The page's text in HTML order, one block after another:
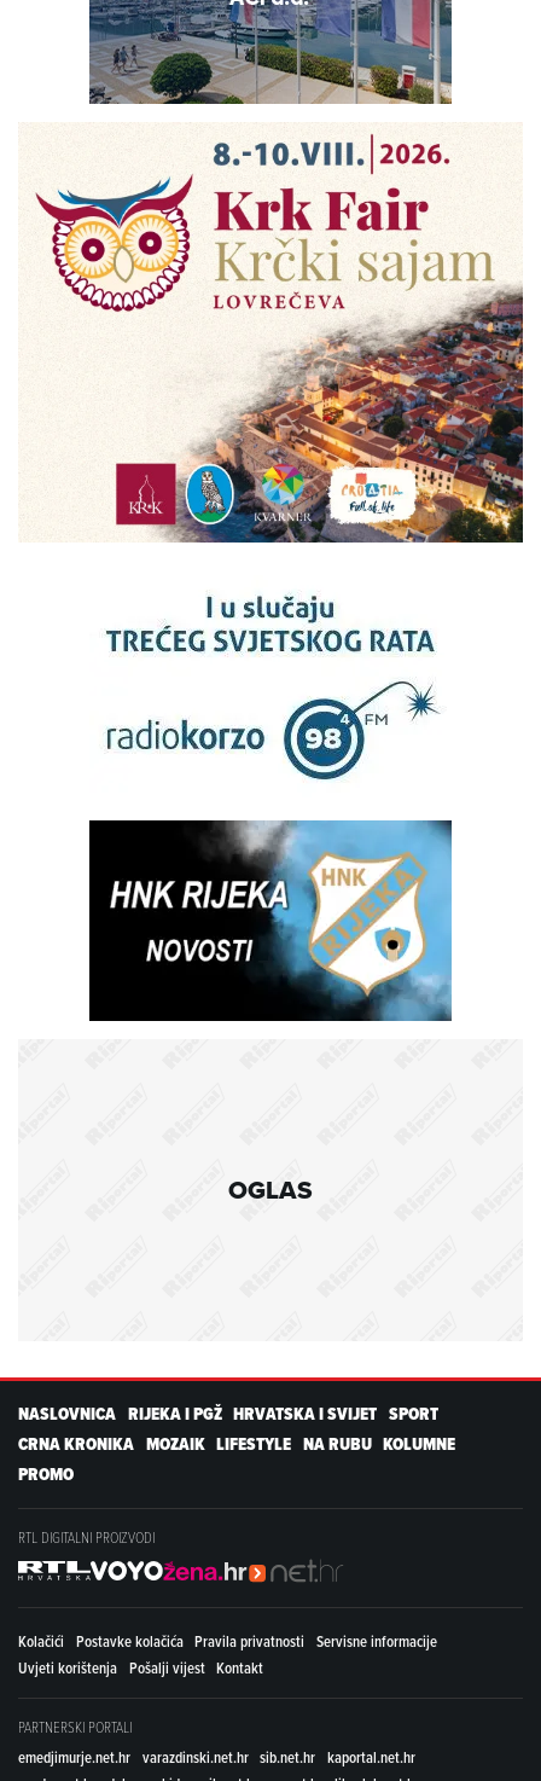
OGLAS
NASLOVNICA RIJEKA I PGŽ HRVATSKA I SVIJET SPORT
CRNA KRONIKA MOZAIK LIFESTYLE NA RUBU KOLUMNE
PROMO
RTL DIGITALNI PROIZVODI
Kolačići Postavke kolačića Pravila privatnosti
Servisne informacije
Uvjeti korištenja Pošalji vijest Kontakt
PARTNERSKI PORTALI
emedjimurje.net.hr varazdinski.net.hr sib.net.hr kaportal.net.hr